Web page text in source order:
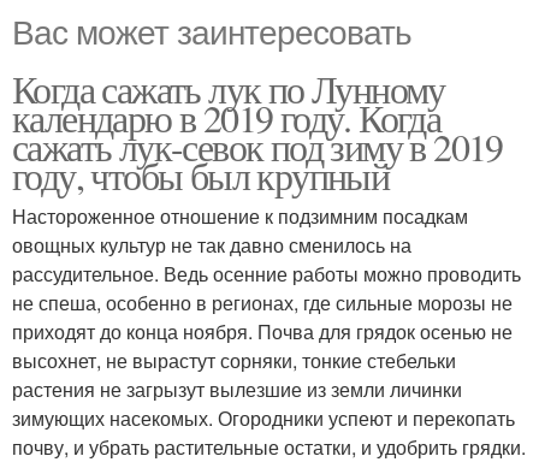
Вас может заинтересовать
Когда сажать лук по Лунному
календарю в 2019 году. Когда
сажать лук-севок под зиму в 2019
году, чтобы был крупный
Настороженное отношение к подзимним посадкам
овощных культур не так давно сменилось на
рассудительное. Ведь осенние работы можно проводить
не спеша, особенно в регионах, где сильные морозы не
приходят до конца ноября. Почва для грядок осенью не
высохнет, не вырастут сорняки, тонкие стебельки
растения не загрызут вылезшие из земли личинки
зимующих насекомых. Огородники успеют и перекопать
почву, и убрать растительные остатки, и удобрить грядки.